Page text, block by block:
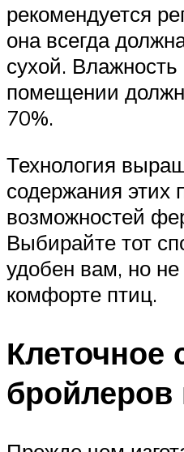
рекомендуется
она всегда
сухой. Влажность
помещении
70%.
Технология
содержания этих
возможностей
Выбирайте тот
удобен вам, но
комфорте птиц.
Клеточное
бройлеров